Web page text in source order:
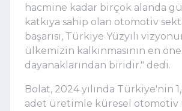
hacmine kadar birçok alanda
katkıya sahip olan otomotiv
başarısı, Türkiye Yüzyılı
ülkemizin kalkınmasının en
dayanaklarından biridir." dedi.
Bolat, 2024 yılında Türkiye'nin
adet üretimle küresel